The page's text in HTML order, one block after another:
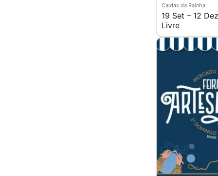
Caldas da Rainha
19 Set – 12 Dez
Livre